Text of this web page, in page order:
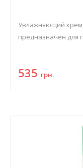
Увлажняющий крем
предназначен для
535 грн.